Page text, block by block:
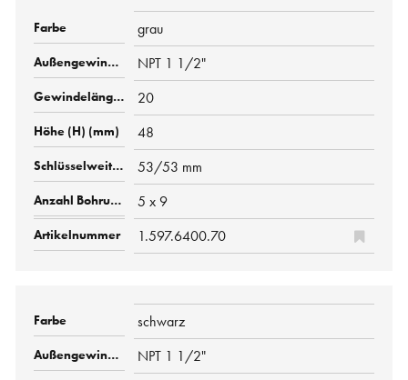
grau
NPT 1 1/2"
20
48
53/53 mm
5 x 9
1.597.6400.70
schwarz
NPT 1 1/2"